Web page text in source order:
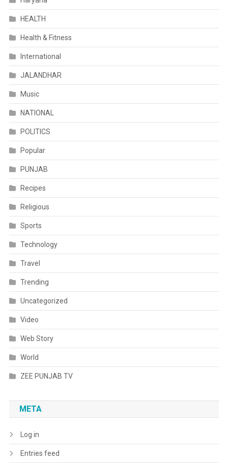
HEALTH
Health & Fitness
International
JALANDHAR
Music
NATIONAL
POLITICS
Popular
PUNJAB
Recipes
Religious
Sports
Technology
Travel
Trending
Uncategorized
Video
Web Story
World
ZEE PUNJAB TV
META
Log in
Entries feed